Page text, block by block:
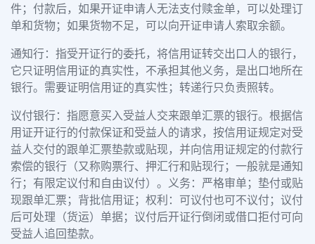
件；付款后，如果开证申请人无法支付赎金单，可以处理订
单和货物；如果货物不足，可以向开证申请人索取余额。
通知行：指受开证行的委托，将信用证转交出口人的银行，
它只证明信用证的真实性，不承担其他义务，是出口地所在
银行。需要证明信用证的真实性；转递行只负责照转。
议付银行：指愿意买入受益人交来跟单汇票的银行。根据信
用证开证行的付款保证和受益人的请求，按信用证规定对受
益人交付的跟单汇票垫款或贴现，并向信用证规定的付款行
索偿的银行（又称购票行、押汇行和贴现行；一般就是通知
行；有限定议付和自由议付）。义务：严格审单；垫付或贴
现跟单汇票；背批信用证；权利：可议付也可不议付；议付
后可处理（货运）单据；议付后开证行倒闭或借口拒付可向
受益人追回垫款。